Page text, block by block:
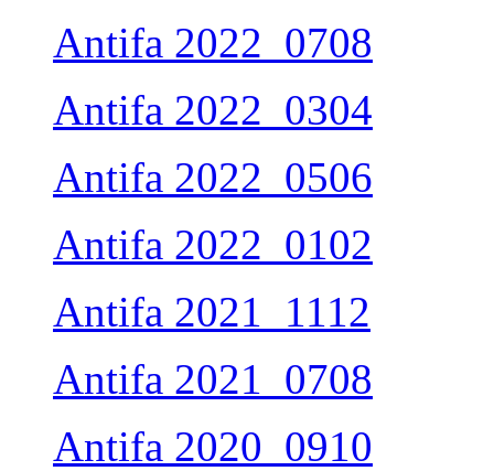
Antifa 2022_0708
Antifa 2022_0304
Antifa 2022_0506
Antifa 2022_0102
Antifa 2021_1112
Antifa 2021_0708
Antifa 2020_0910